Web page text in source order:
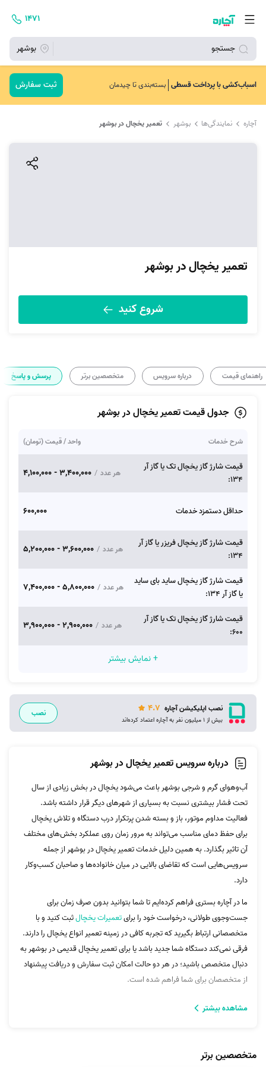
جستجو بوشهر
۱۴۷۱
اسباب‌کشی با پرداخت قسطی بسته‌بندی تا چیدمان ثبت سفارش
آچاره نمایندگی‌ها بوشهر تعمیر یخچال در بوشهر
تعمیر یخچال در بوشهر
شروع کنید
راهنمای قیمت درباره سرویس متخصصین برتر پرسش و پاسخ
جدول قیمت تعمیر یخچال در بوشهر
شرح خدمات واحد / قیمت (تومان)
قیمت شارژ گاز یخچال تک یا گاز آر
134:
هر عدد /
3,400,000 - 4,100,000
حداقل دستمزد خدمات 600,000
قیمت شارژ گاز یخچال فریزر یا گاز آر
134:
هر عدد /
3,600,000 - 5,200,000
قیمت شارژ گاز یخچال ساید بای ساید
یا گاز آر 134:
هر عدد /
5,800,000 - 7,400,000
قیمت شارژ گاز یخچال تک یا گاز آر
600:
هر عدد /
2,900,000 - 3,900,000
+ نمایش بیشتر
نصب اپلیکیشن آچاره 4.7
بیش از 1 میلیون نفر به آچاره اعتماد کرده‌اند
نصب
درباره سرویس تعمیر یخچال در بوشهر
آب‌وهوای گرم و شرجی بوشهر باعث می‌شود یخچال در بخش زیادی از سال
تحت فشار بیشتری نسبت به بسیاری از شهرهای دیگر قرار داشته باشد.
فعالیت مداوم موتور، باز و بسته شدن پرتکرار درب دستگاه و تلاش یخچال
برای حفظ دمای مناسب می‌تواند به مرور زمان روی عملکرد بخش‌های مختلف
آن تاثیر بگذارد. به همین دلیل خدمات تعمیر یخچال در بوشهر از جمله
سرویس‌هایی است که تقاضای بالایی در میان خانواده‌ها و صاحبان کسب‌وکار
دارد.
ما در آچاره بستری فراهم کرده‌ایم تا شما بتوانید بدون صرف زمان برای
جست‌وجوی طولانی، درخواست خود را برایتعمیرات یخچالثبت کنید و با
متخصصانی ارتباط بگیرید که تجربه کافی در زمینه تعمیر انواع یخچال را دارند.
فرقی نمی‌کند دستگاه شما جدید باشد یا برای تعمیر یخچال قدیمی در بوشهر به
دنبال متخصص باشید؛ در هر دو حالت امکان ثبت سفارش و دریافت پیشنهاد
از متخصصان برای شما فراهم شده است.
نکات مهم برای تعمیر یخچال در بوشهر با آچاره
مشاهده بیشتر
متخصصین برتر